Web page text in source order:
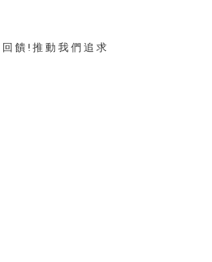
饋 ! 推 動 我 們 追 求